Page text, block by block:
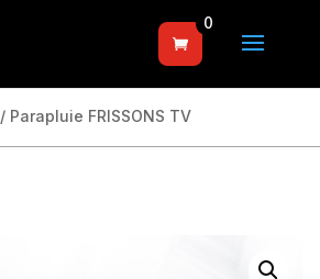
0
/ Parapluie FRISSONS TV